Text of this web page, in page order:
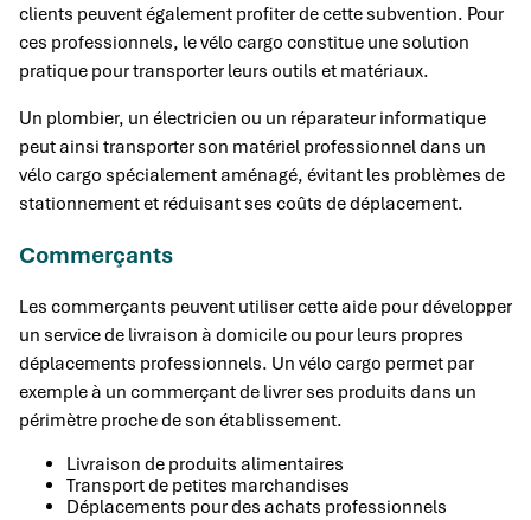
clients peuvent également profiter de cette subvention. Pour
ces professionnels, le vélo cargo constitue une solution
pratique pour transporter leurs outils et matériaux.
Un plombier, un électricien ou un réparateur informatique
peut ainsi transporter son matériel professionnel dans un
vélo cargo spécialement aménagé, évitant les problèmes de
stationnement et réduisant ses coûts de déplacement.
Commerçants
Les commerçants peuvent utiliser cette aide pour développer
un service de livraison à domicile ou pour leurs propres
déplacements professionnels. Un vélo cargo permet par
exemple à un commerçant de livrer ses produits dans un
périmètre proche de son établissement.
Livraison de produits alimentaires
Transport de petites marchandises
Déplacements pour des achats professionnels